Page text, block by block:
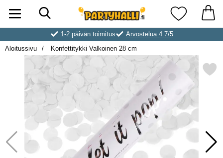
Ostoskori laajennettu Partyhallen AB
Suosikkini
1-2 päivän toimitus
Arvostelua 4.7/5
Aloitussivu
Konfettitykki Valkoinen 28 cm
Merkitse konfettitykki